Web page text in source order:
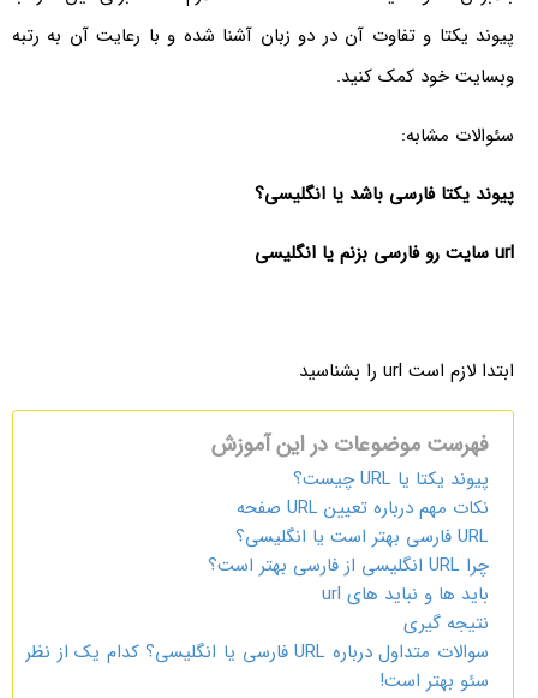
پیوند یکتا و تفاوت آن در دو زبان آشنا شده و با رعایت آن به رتبه
وبسایت خود کمک کنید.
سئوالات مشابه:
پیوند یکتا فارسی باشد یا انگلیسی؟
url سایت رو فارسی بزنم یا انگلیسی
ابتدا لازم است url را بشناسید
فهرست موضوعات در این آموزش
پیوند یکتا یا URL چیست؟
نکات مهم درباره تعیین URL صفحه
URL فارسی بهتر است یا انگلیسی؟
چرا URL انگلیسی از فارسی بهتر است؟
باید ها و نباید های url
نتیجه گیری
سوالات متداول درباره URL فارسی یا انگلیسی؟ کدام یک از نظر
سئو بهتر است!